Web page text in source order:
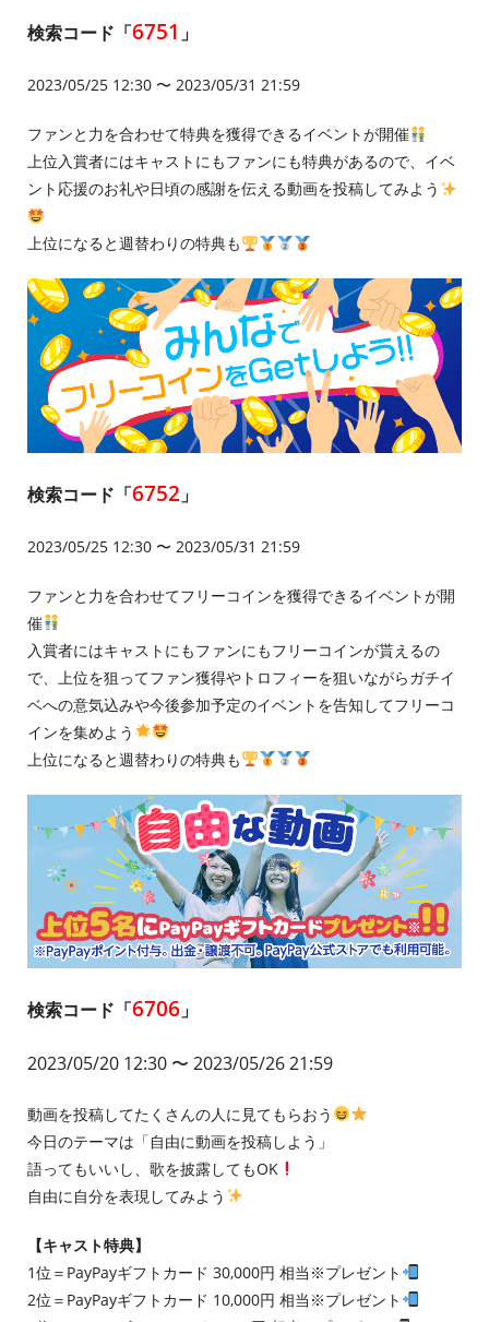
検索コード「6751 」
2023/05/25 12:30 〜 2023/05/31 21:59
ファンと力を合わせて特典を獲得できるイベントが開催
上位入賞者にはキャストにもファンにも特典があるので、イベ
ント応援のお礼や日頃の感謝を伝える動画を投稿してみよう
上位になると週替わりの特典も
検索コード「6752 」
2023/05/25 12:30 〜 2023/05/31 21:59
ファンと力を合わせてフリーコインを獲得できるイベントが開
催
入賞者にはキャストにもファンにもフリーコインが貰えるの
で、上位を狙ってファン獲得やトロフィーを狙いながらガチイ
ベへの意気込みや今後参加予定のイベントを告知してフリーコ
インを集めよう
上位になると週替わりの特典も
検索コード「6706 」
2023/05/20 12:30 〜 2023/05/26 21:59
動画を投稿してたくさんの人に見てもらおう
今日のテーマは「自由に動画を投稿しよう」
語ってもいいし、歌を披露してもOK
自由に自分を表現してみよう
【キャスト特典】
1位＝PayPayギフトカード 30,000円 相当※プレゼント
2位＝PayPayギフトカード 10,000円 相当※プレゼント